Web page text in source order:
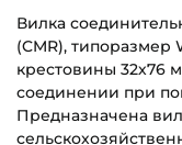
Вилка
(CMR), типоразмер
крестовины 32х76
соединении при
Предназначена